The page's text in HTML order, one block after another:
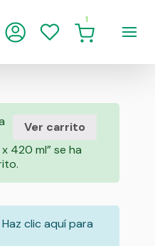
1
Ver carrito
420 ml” se ha
Haz clic aquí para